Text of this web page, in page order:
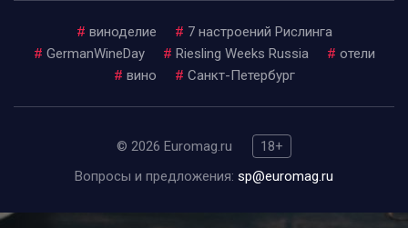
# виноделие # 7 настроений Рислинга
# GermanWineDay # Riesling Weeks Russia # отели
# вино # Санкт-Петербург
© 2026 Euromag.ru
18+
Вопросы и предложения: sp@euromag.ru